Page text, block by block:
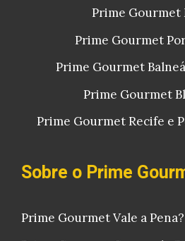
Prime Gourmet
Prime Gourmet
Prime Gourmet
Prime Gourmet
Prime Gourmet Recife e
Sobre o Prime
Prime Gourmet Vale a Pena?